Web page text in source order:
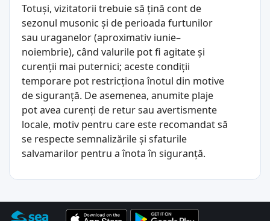
Totuși, vizitatorii trebuie să țină cont de
sezonul musonic și de perioada furtunilor
sau uraganelor (aproximativ iunie–
noiembrie), când valurile pot fi agitate și
curenții mai puternici; aceste condiții
temporare pot restricționa înotul din motive
de siguranță. De asemenea, anumite plaje
pot avea curenți de retur sau avertismente
locale, motiv pentru care este recomandat să
se respecte semnalizările și sfaturile
salvamarilor pentru a înota în siguranță.